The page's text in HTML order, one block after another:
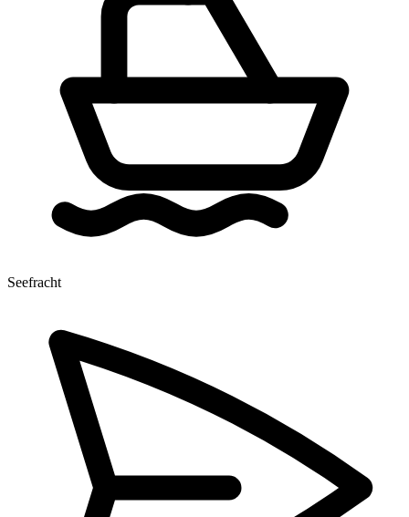
Seefracht